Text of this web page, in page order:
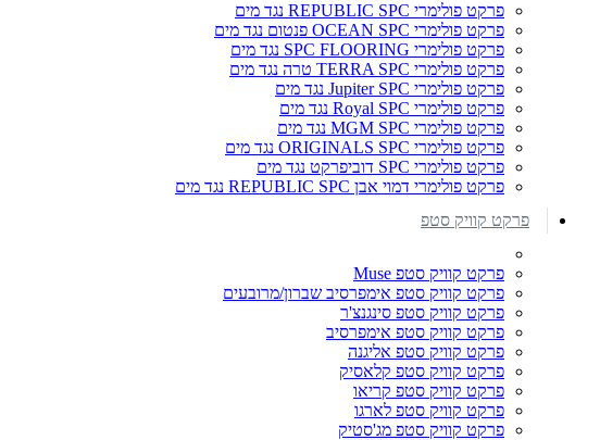
פרקט פולימרי REPUBLIC SPC נגד מים
פרקט פולימרי OCEAN SPC פנטום נגד מים
פרקט פולימרי SPC FLOORING נגד מים
פרקט פולימרי TERRA SPC טרה נגד מים
פרקט פולימרי Jupiter SPC נגד מים
פרקט פולימרי Royal SPC נגד מים
פרקט פולימרי MGM SPC נגד מים
פרקט פולימרי ORIGINALS SPC נגד מים
פרקט פולימרי SPC דוביפרקט נגד מים
פרקט פולימרי דמוי אבן REPUBLIC SPC נגד מים
פרקט קוויק סטפ
פרקט קוויק סטפ Muse
פרקט קוויק סטפ אימפרסיב שברון/מרובעים
פרקט קוויק סטפ סינגנצ'ר
פרקט קוויק סטפ אימפרסיב
פרקט קוויק סטפ אליגנה
פרקט קוויק סטפ קלאסיק
פרקט קוויק סטפ קריאו
פרקט קוויק סטפ לארגו
פרקט קוויק סטפ מג'סטיק